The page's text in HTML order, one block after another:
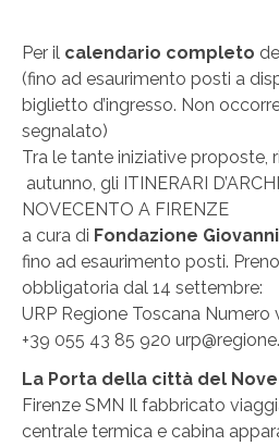
Per il calendario completo
(fino ad esaurimento posti a
biglietto d’ingresso. Non
segnalato)
Tra le tante iniziative proposte,
autunno, gli ITINERARI
NOVECENTO A FIRENZE
a cura di Fondazione
fino ad esaurimento posti.
obbligatoria dal 14 settembre:
URP Regione Toscana
+39 055 43 85 920
La Porta della città del
Firenze SMN Il fabbricato
centrale termica e cabina